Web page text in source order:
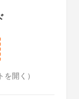
開く）